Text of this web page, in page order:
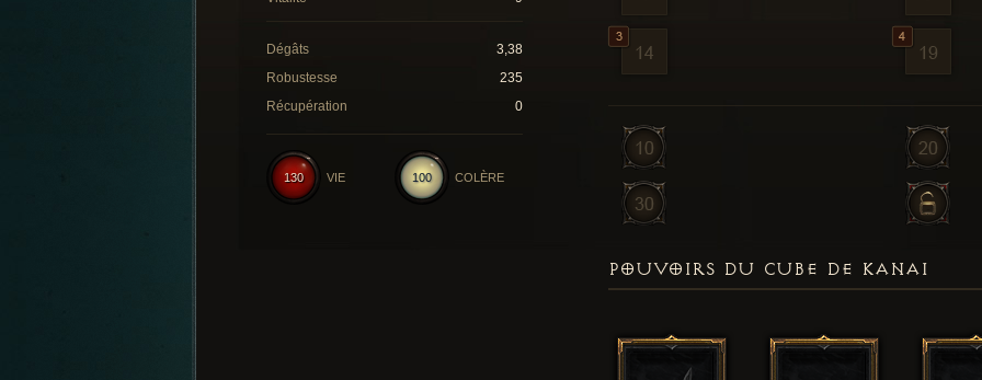
Dégâts
3,38
Robustesse
235
Récupération
0
100 COLÈRE
130 VIE
POUVOIRS DU CUBE DE KANAI